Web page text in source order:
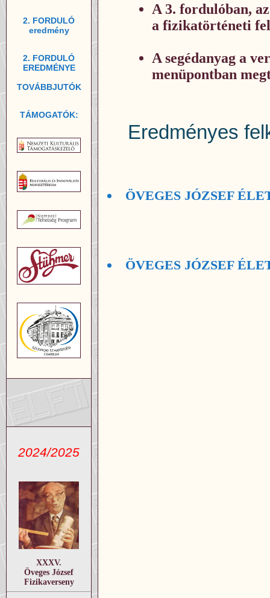
2. FORDULÓ
eredmény
2. FORDULÓ
EREDMÉNYE
TOVÁBBJUTÓK
TÁMOGATÓK:
2024/2025
XXXV.
Öveges József
Fizikaverseny
A 3. fordulóban,
a fizikatörténeti
A segédanyag a
menüpontban
Eredményes
ÖVEGES JÓZSEF
ÖVEGES JÓZSEF